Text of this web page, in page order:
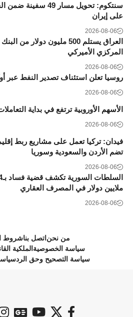
سنتكوم: تحويل مسار 49 سفينة
على إيران
2026-08-06
العراق يستلم 500 مليون دولار من البنك
المركزي الأميركي
2026-08-06
روسيا تعلن استئناف تصدير النفط عبر
2026-08-06
الأسهم الأوروبية ترتفع في بداية
2026-08-06
فيدان: تركيا تعمل على مشاريع ربط
تضم الأردن والسعودية وسوريا
2026-08-06
ملايين دولار في المصرف العقاري
2026-08-06
من نحن اتصل بناشروط
سياسة الخصوصية الملكية
سياسة التصحيح وحق الرد